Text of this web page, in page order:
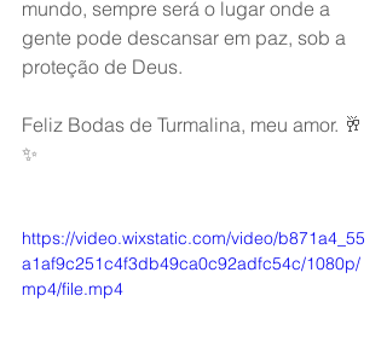
mundo, sempre será o lugar onde a
gente pode descansar em paz, sob a
proteção de Deus.
Feliz Bodas de Turmalina, meu amor. 🥂
✨
https://video.wixstatic.com/video/b871a4_55
a1af9c251c4f3db49ca0c92adfc54c/1080p/
mp4/file.mp4